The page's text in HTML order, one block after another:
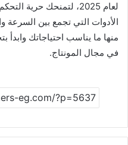
لعام 2025، لتمنحك حرية
الأدوات التي تجمع بين السرعة
منها ما يناسب احتياجاتك
في مجال المونتاج.